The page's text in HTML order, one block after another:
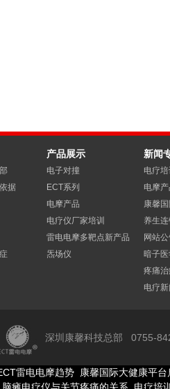
据
产品展示
电子对撞
ECT系列
电摩产品
电疗仪厂家培训
雷电电摩多靶点新产品
炁场仪
新闻
电疗
电摩产
康馨
养生连
网站
暗子
疼痛治
电疗新
深圳康馨科技总部 0755-
雷电电摩趋势 康馨国际大健康平台